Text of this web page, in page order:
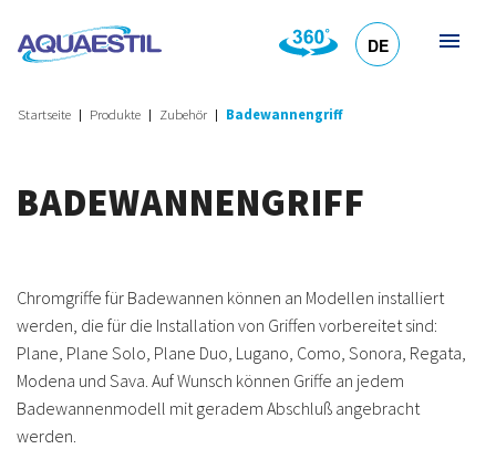
DE
Startseite Produkte Zubehör Badewannengriff
BADEWANNENGRIFF
Chromgriffe für Badewannen können an Modellen installiert
werden, die für die Installation von Griffen vorbereitet sind:
Plane, Plane Solo, Plane Duo, Lugano, Como, Sonora, Regata,
Modena und Sava. Auf Wunsch können Griffe an jedem
Badewannenmodell mit geradem Abschluß angebracht
werden.